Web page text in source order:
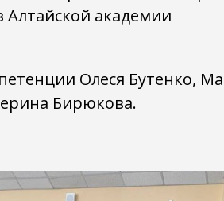
академии
Олеся Бутенко,
Бирюкова.